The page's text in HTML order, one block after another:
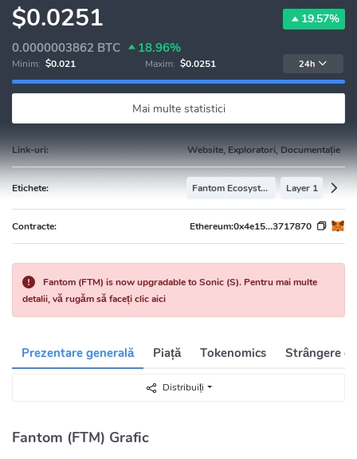
$0.0251 19.57%
0.0000003862 BTC 18.96%
Minim: $0.021 Maxim: $0.0251 24h
Mai multe statistici
Link-uri: Website, Exploratori, Documentație
Etichete: Fantom Ecosystem Layer 1
Contracte: Ethereum:0x4e15...3717870
Fantom (FTM) is now upgradable to Sonic (S). Pentru mai multe
detalii, vă rugăm să faceți clic aici
Prezentare generală Piață Tokenomics Strângere
Distribuiți
Fantom (FTM) Grafic